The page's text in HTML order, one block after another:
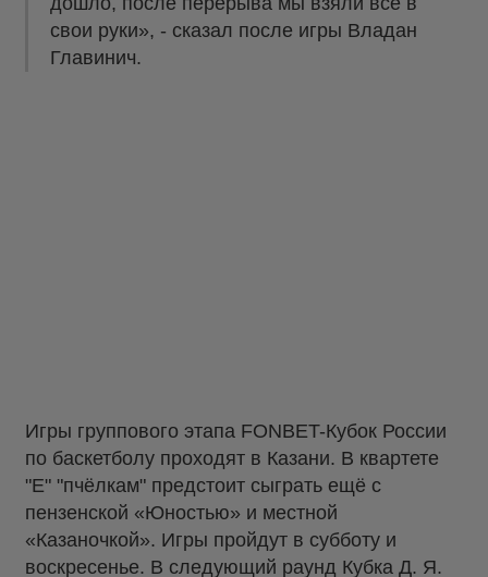
свои руки», - сказал после игры Владан
Главинич.
Игры группового этапа FONBET-Кубок России
по баскетболу проходят в Казани. В квартете
"Е" "пчёлкам" предстоит сыграть ещё с
пензенской «Юностью» и местной
«Казаночкой». Игры пройдут в субботу и
воскресенье. В следующий раунд Кубка Д. Я.